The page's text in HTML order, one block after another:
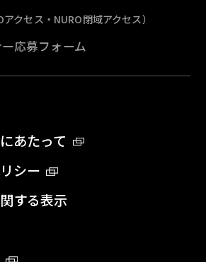
アクセス・NURO閉域アクセス）
応募フォーム
あたって
シー
する表示